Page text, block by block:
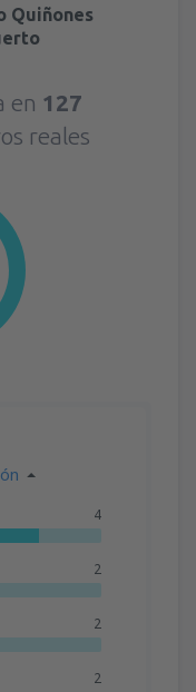
Quiñones
en 127
reales
4
2
2
2